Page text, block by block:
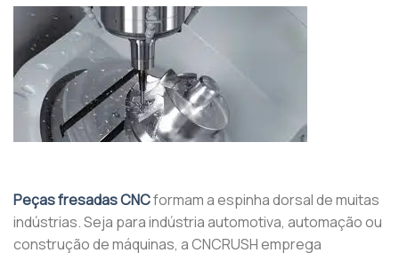
Peças fresadas CNCformam a espinha dorsal de muitas
indústrias. Seja para indústria automotiva, automação ou
construção de máquinas, a CNCRUSH emprega